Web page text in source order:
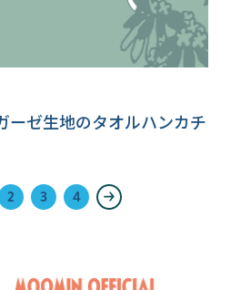
ゼ生地のタオルハンカチ
2 3 4